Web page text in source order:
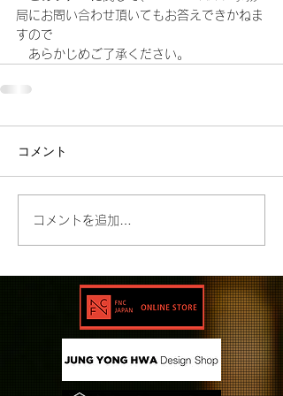
局にお問い合わせ頂いてもお答えできかねま
すので
あらかじめご了承ください。
コメント
コメントを追加…